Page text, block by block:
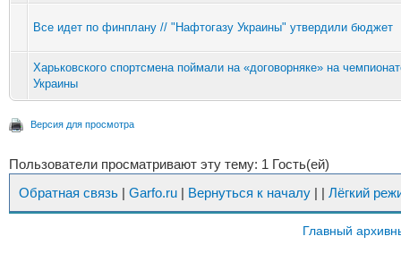
Все идет по финплану // "Нафтогазу Украины" утвердили бюджет
Харьковского спортсмена поймали на «договорняке» на
Украины
Версия для просмотра
Пользователи просматривают эту тему: 1 Гость(ей)
Обратная связь | Garfo.ru | Вернуться к началу | | Лёгкий
Главный